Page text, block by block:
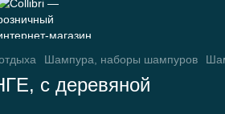
Шампура, наборы шампуров
с деревяной